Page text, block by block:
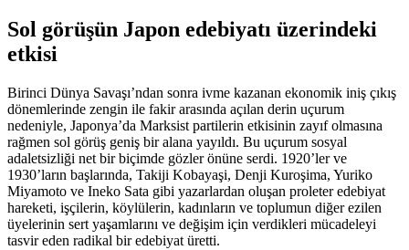
Sol görüşün Japon edebiyatı üzerindeki
etkisi
Birinci Dünya Savaşı’ndan sonra ivme kazanan ekonomik iniş çıkış
dönemlerinde zengin ile fakir arasında açılan derin uçurum
nedeniyle, Japonya’da Marksist partilerin etkisinin zayıf olmasına
rağmen sol görüş geniş bir alana yayıldı. Bu uçurum sosyal
adaletsizliği net bir biçimde gözler önüne serdi. 1920’ler ve
1930’ların başlarında, Takiji Kobayaşi, Denji Kuroşima, Yuriko
Miyamoto ve Ineko Sata gibi yazarlardan oluşan proleter edebiyat
hareketi, işçilerin, köylülerin, kadınların ve toplumun diğer ezilen
üyelerinin sert yaşamlarını ve değişim için verdikleri mücadeleyi
tasvir eden radikal bir edebiyat üretti.